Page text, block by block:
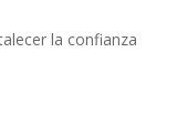
la confianza